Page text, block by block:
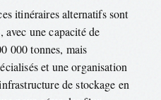
itinéraires alternatifs sont
avec une capacité de
000 tonnes, mais
et une organisation
de stockage en